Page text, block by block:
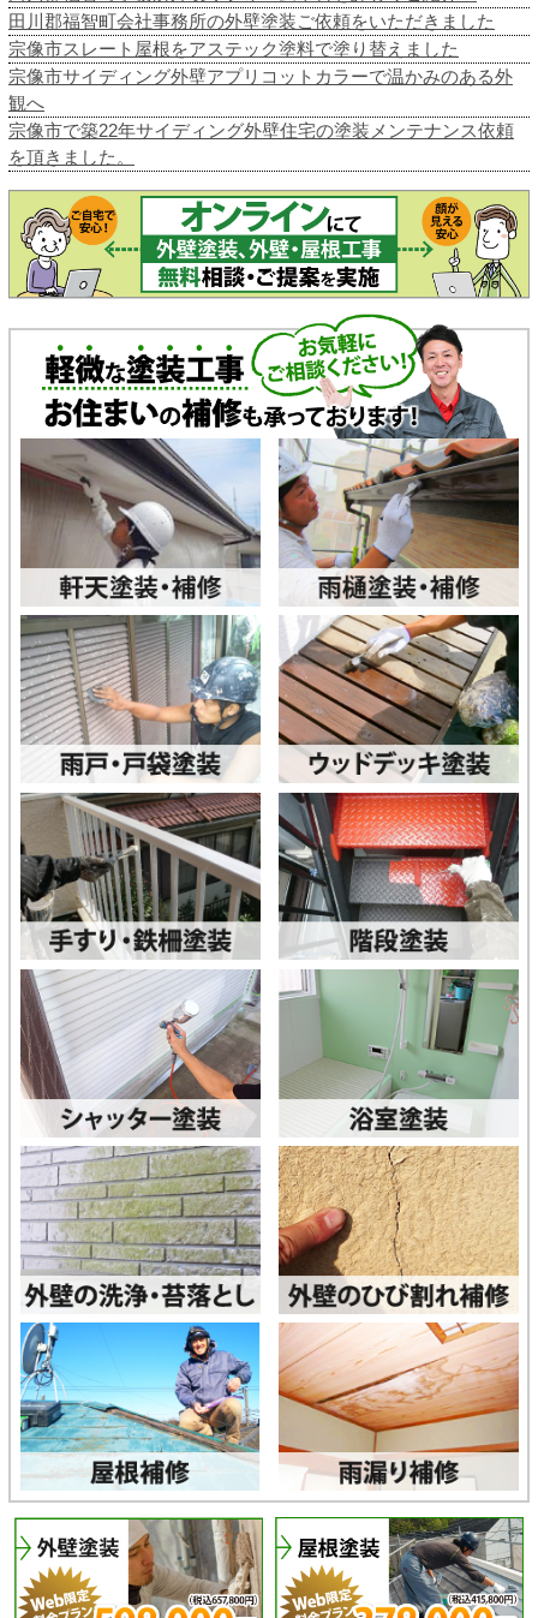
田川郡福智町会社事務所の外壁塗装ご依頼をいただきました
宗像市スレート屋根をアステック塗料で塗り替えました
宗像市サイディング外壁アプリコットカラーで温かみのある外
観へ
宗像市で築22年サイディング外壁住宅の塗装メンテナンス依頼
を頂きました。